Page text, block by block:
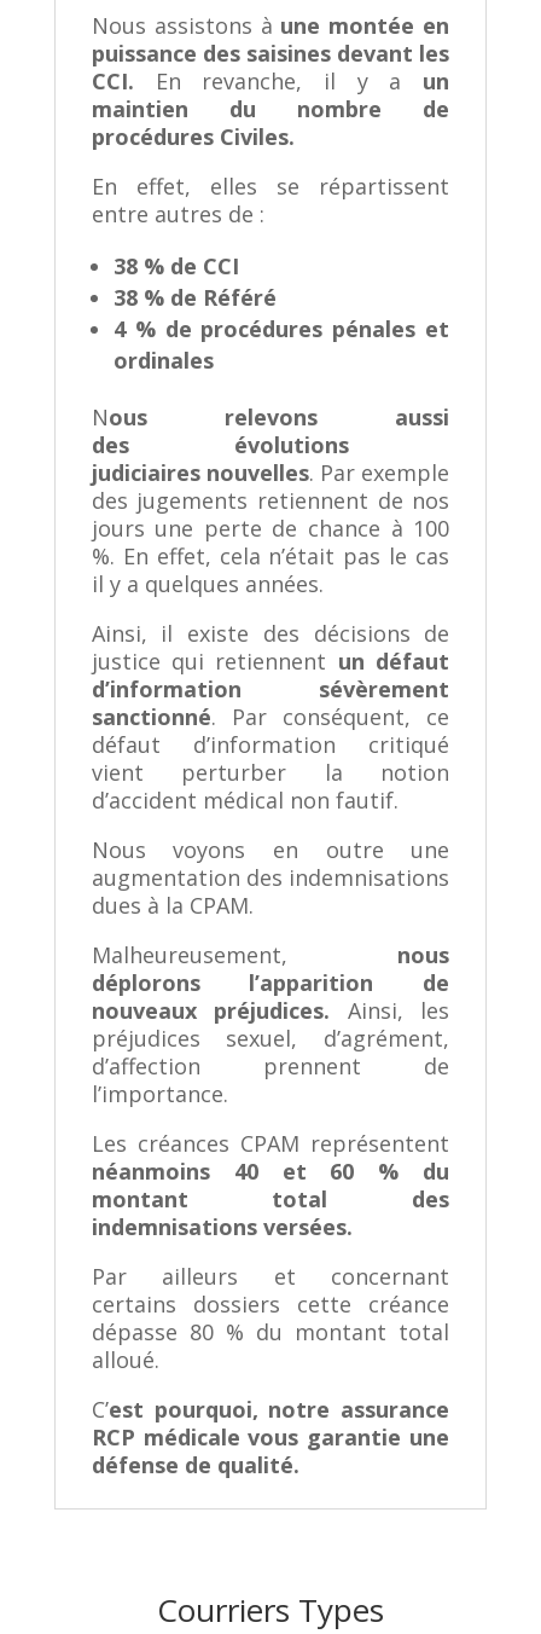
Nous assistons à une montée en
puissance des saisines devant les
CCI.
En revanche, il y a un
maintien du nombre de
procédures Civiles.
En effet, elles se répartissent
entre autres de :
38 % de CCI
38 % de Référé
4 % de procédures pénales et
ordinales
Nous relevons aussi
des évolutions
judiciaires nouvelles. Par exemple
des jugements retiennent de nos
jours une perte de chance à 100
%. En effet, cela n’était pas le cas
il y a quelques années.
Ainsi, il existe des décisions de
justice qui retiennent un défaut
d’information sévèrement
sanctionné. Par conséquent, ce
défaut d’information critiqué
vient perturber la notion
d’accident médical non fautif.
Nous voyons en outre une
augmentation des indemnisations
dues à la CPAM.
Malheureusement, nous
déplorons l’apparition de
nouveaux préjudices. Ainsi, les
préjudices sexuel, d’agrément,
d’affection prennent de
l’importance.
Les créances CPAM représentent
néanmoins 40 et 60 % du
montant total des
indemnisations versées.
Par ailleurs et concernant
certains dossiers cette créance
dépasse 80 % du montant total
alloué.
C’est pourquoi, notre assurance
RCP médicale vous garantie une
défense de qualité.
Courriers Types